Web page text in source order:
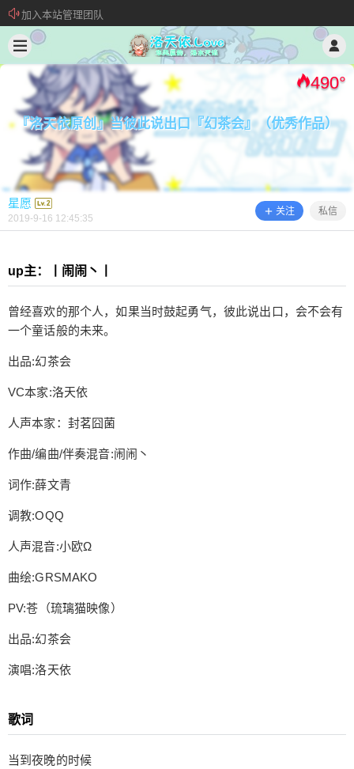
加入本站管理团队
新 • 文章发布须知
欢迎加入“VOCALOID洛天依“QQ群！
『洛天依原创』当彼此说出口『幻茶会』（优秀作品）
490°
星愿
2019-9-16 12:45:35
关注 私信
up主：丨闹闹丶丨
曾经喜欢的那个人，如果当时鼓起勇气，彼此说出口，会不会有
一个童话般的未来。
出品:幻茶会
VC本家:洛天依
人声本家：封茗囧菌
作曲/编曲/伴奏混音:闹闹丶
词作:薛文青
调教:OQQ
人声混音:小欧Ω
曲绘:GRSMAKO
PV:苍（琉璃猫映像）
出品:幻茶会
演唱:洛天依
歌词
当到夜晚的时候
星愿 @ 洛天依.Love
『洛天依原创』当彼此说出口『幻茶
会』（优秀作品）
起勇气，彼此说出口，会不会有一个童话般的未
来。 出品:幻茶会 VC本家:洛天依 人声本家：封茗
OQQ 人声混音:小欧Ω 曲绘:GRSMAKO PV:苍（琉
的时候 却不想安眠 闭上眼期待着明天 交错的遇见
把夜空中的繁星幻化成思念 一闪一闪映着谁人在安
面多纠结 诉说多少的粉红色情节 偶然的碰面低头的
逃离 又在转角时刻意一瞥 攥紧的右手心脏跳动 埋
担心和害怕不自觉躲远 憧憬明天的明天我能够长大
再一次遇到你绝不会慌乱 只是因为喜欢你所有的一
将你触摸 不再像夜晚的星遥远相看 风吹过拂过桌面
吹开了书本折页藏着笺 褶皱里面多纠结 诉说多少的
粉红色情节 偶然的碰面低头的逃离 又在转角时刻意
只是因为喜欢你有关的一切 却因为担心和害怕不自
觉躲远 憧憬明天的明天我能够长大 再一次遇到你绝
不会慌乱 只是因为喜欢你所有的一切 你的心情像晴
扫描二维码继续阅读